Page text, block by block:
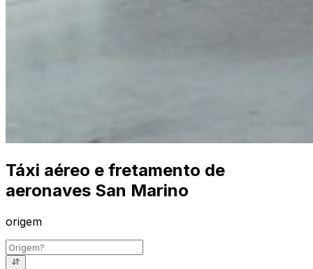
Táxi aéreo e fretamento de
aeronaves San Marino
origem